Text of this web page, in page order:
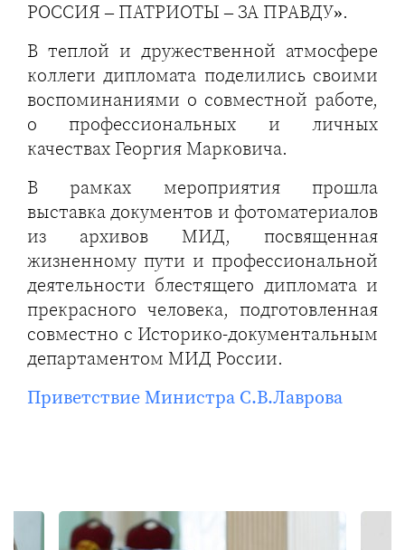
РОССИЯ – ПАТРИОТЫ – ЗА ПРАВДУ».
В теплой и дружественной атмосфере
коллеги дипломата поделились своими
воспоминаниями о совместной работе,
о профессиональных и личных
качествах Георгия Марковича.
В рамках мероприятия прошла
выставка документов и фотоматериалов
из архивов МИД, посвященная
жизненному пути и профессиональной
деятельности блестящего дипломата и
прекрасного человека, подготовленная
совместно с Историко-документальным
департаментом МИД России.
Приветствие Министра С.В.Лаврова